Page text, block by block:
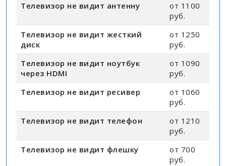
Телевизор не видит антенну
от 1100
руб.
Телевизор не видит жесткий
диск
от 1250
руб.
Телевизор не видит ноутбук
через HDMI
от 1090
руб.
Телевизор не видит ресивер
от 1060
руб.
Телевизор не видит телефон
от 1210
руб.
Телевизор не видит флешку
от 700
руб.